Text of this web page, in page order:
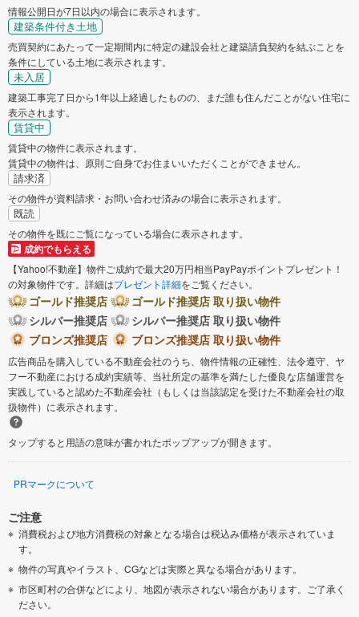
情報公開日が7日以内の場合に表示されます。
建築条件付き土地
売買契約にあたって一定期間内に特定の建設会社と建築請負契約を結ぶことを
条件にしている土地に表示されます。
未入居
建築工事完了日から1年以上経過したものの、まだ誰も住んだことがない住宅に
表示されます。
賃貸中
賃貸中の物件に表示されます。
賃貸中の物件は、原則ご自身でお住まいいただくことができません。
請求済
その物件が資料請求・お問い合わせ済みの場合に表示されます。
既読
その物件を既にご覧になっている場合に表示されます。
成約でもらえる
【Yahoo!不動産】物件ご成約で最大20万円相当PayPayポイントプレゼント！
の対象物件です。詳細はプレゼント詳細をご覧ください。
ゴールド推奨店
ゴールド推奨店 取り扱い物件
シルバー推奨店
シルバー推奨店 取り扱い物件
ブロンズ推奨店
ブロンズ推奨店 取り扱い物件
広告商品を購入している不動産会社のうち、物件情報の正確性、法令遵守、ヤ
フー不動産における成約実績等、当社所定の基準を満たした優良な店舗運営を
実践していると認めた不動産会社（もしくは当該認定を受けた不動産会社の取
扱物件）に表示されます。
タップすると用語の意味が書かれたポップアップが開きます。
PRマークについて
ご注意
消費税および地方消費税の対象となる場合は税込み価格が表示されていま
す。
物件の写真やイラスト、CGなどは実際と異なる場合があります。
市区町村の合併などにより、地図が表示されない場合があります。ご了承く
ださい。